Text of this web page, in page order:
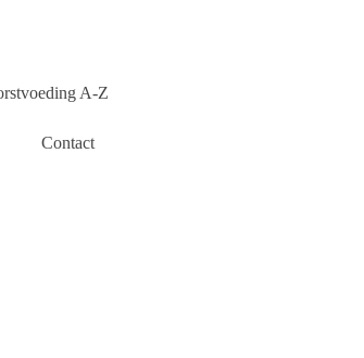
A-Z
Contact